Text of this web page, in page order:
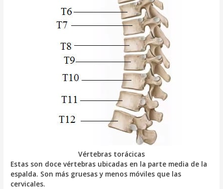
Vértebras torácicas
Estas son doce vértebras ubicadas en la parte media de la
espalda. Son más gruesas y menos móviles que las
cervicales.